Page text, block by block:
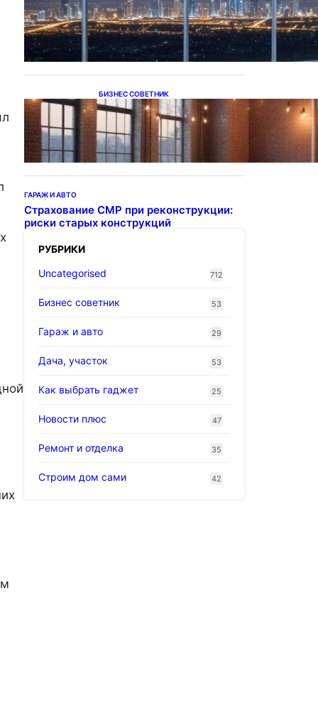
Каталог светодиодных
светильников и LED-
освещения в Казахстане
БИЗНЕС СОВЕТНИК
Подвесные светодиодные
светильники на тросе
ГАРАЖ И АВТО
Страхование СМР при реконструкции:
риски старых конструкций
РУБРИКИ
Uncategorised
712
Бизнес советник 53
Гараж и авто 29
Дача, участок 53
Как выбрать гаджет 25
Новости плюс 47
Ремонт и отделка 35
Строим дом сами 42